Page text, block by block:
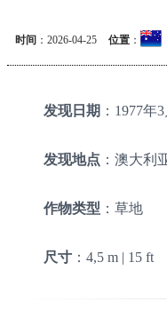
时间： 2026-04-25 位置：
发现日期 ：1977年
发现地点 ：澳大利
作物类型 ：草地
尺寸：4,5 m | 15 ft